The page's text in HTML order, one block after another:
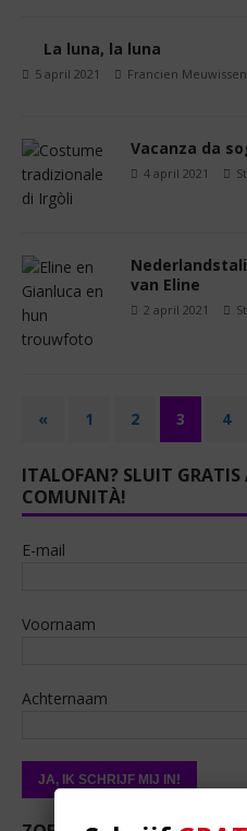
La luna, la luna
5 april 2021 Francien Meuwissen
Vacanza da
4 april 2021
van Eline
2 april 2021
« 1 2 3 4
ITALOFAN? SLUIT GRATIS
COMUNITÀ!
E-mail
Voornaam
Achternaam